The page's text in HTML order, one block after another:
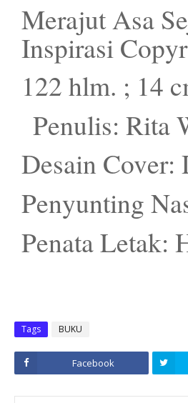
Merajut Asa
Inspirasi Cop
122 hlm. ; 14 c
Penulis:Rita
Desain Cover:
Penyunting N
PenataLetak:
Tags BUKU
Facebook